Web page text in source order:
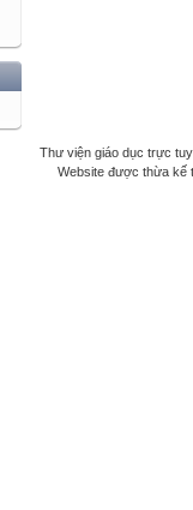
Thư viện giáo dục trực
Website được thừa kế